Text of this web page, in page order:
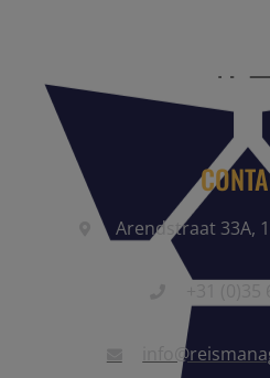
Arendstraat 33A,